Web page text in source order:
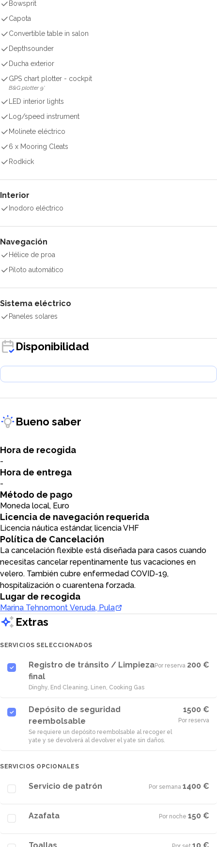
Bowsprit
Capota
Convertible table in salon
Depthsounder
Ducha exterior
GPS chart plotter - cockpit
B&G plotter 9’
LED interior lights
Log/speed instrument
Molinete eléctrico
6 x Mooring Cleats
Rodkick
Interior
Inodoro eléctrico
Navegación
Hélice de proa
Piloto automático
Sistema eléctrico
Paneles solares
Disponibilidad
Bueno saber
Hora de recogida
-
Hora de entrega
-
Método de pago
Moneda local, Euro
Licencia de navegación requerida
Licencia náutica estándar, licencia VHF
Política de Cancelación
La cancelación flexible está diseñada para casos cuando
necesitas cancelar repentinamente tus vacaciones en
velero. También cubre enfermedad COVID-19,
hospitalización o cuarentena forzada.
Lugar de recogida
Marina Tehnomont Veruda, Pula
Extras
SERVICIOS SELECCIONADOS
Registro de tránsito / Limpieza
final
Dinghy, End Cleaning, Linen, Cooking Gas
Por reserva·200 €
Depósito de seguridad
reembolsable
Se requiere un depósito reembolsable al recoger el
yate y se devolverá al devolver el yate sin daños.
1500 €
Por reserva
SERVICIOS OPCIONALES
Servicio de patrón Por semana·1400 €
Azafata Por noche·150 €